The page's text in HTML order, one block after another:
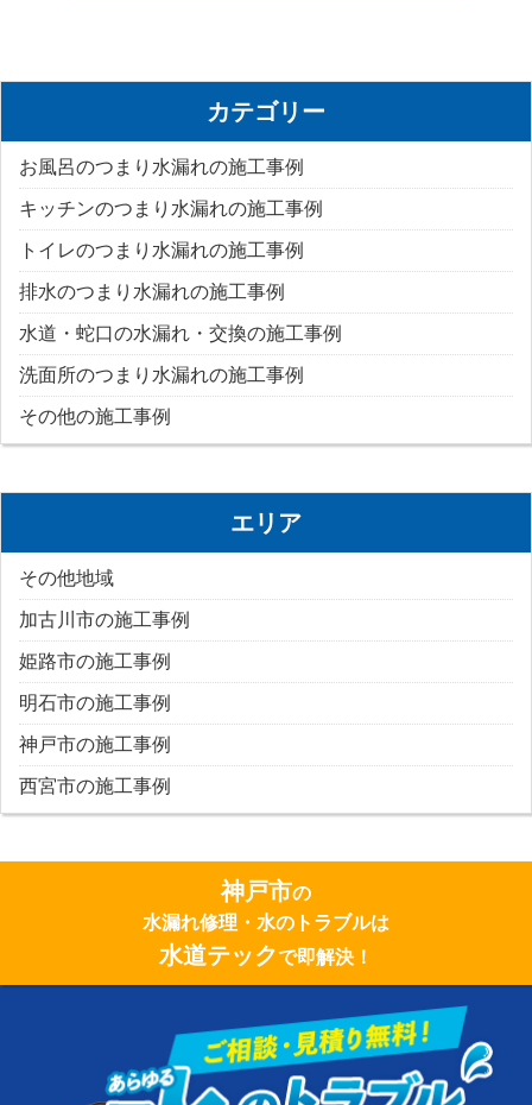
カテゴリー
お風呂のつまり水漏れの施工事例
キッチンのつまり水漏れの施工事例
トイレのつまり水漏れの施工事例
排水のつまり水漏れの施工事例
水道・蛇口の水漏れ・交換の施工事例
洗面所のつまり水漏れの施工事例
その他の施工事例
エリア
その他地域
加古川市の施工事例
姫路市の施工事例
明石市の施工事例
神戸市の施工事例
西宮市の施工事例
神戸市の
水漏れ修理・水のトラブルは
水道テックで即解決！